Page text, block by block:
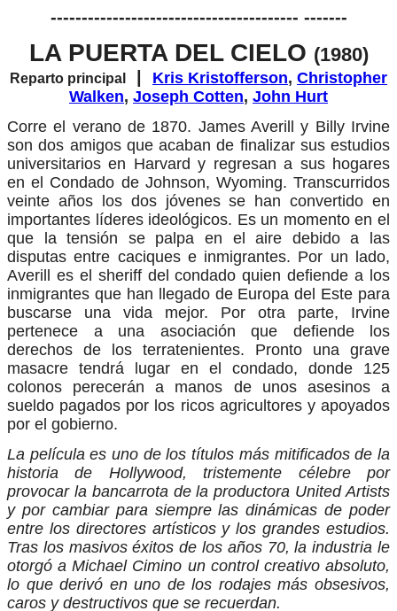
---------------------------------------- -------
LA PUERTA DEL CIELO (1980)
Reparto principal Kris Kristofferson, Christopher
Walken, Joseph Cotten, John Hurt
Corre el verano de 1870. James Averill y Billy Irvine
son dos amigos que acaban de finalizar sus estudios
universitarios en Harvard y regresan a sus hogares
en el Condado de Johnson, Wyoming. Transcurridos
veinte años los dos jóvenes se han convertido en
importantes líderes ideológicos. Es un momento en el
que la tensión se palpa en el aire debido a las
disputas entre caciques e inmigrantes. Por un lado,
Averill es el sheriff del condado quien defiende a los
inmigrantes que han llegado de Europa del Este para
buscarse una vida mejor. Por otra parte, Irvine
pertenece a una asociación que defiende los
derechos de los terratenientes. Pronto una grave
masacre tendrá lugar en el condado, donde 125
colonos perecerán a manos de unos asesinos a
sueldo pagados por los ricos agricultores y apoyados
por el gobierno.
La película es uno de los títulos más mitificados de la
historia de Hollywood, tristemente célebre por
provocar la bancarrota de la productora United Artists
y por cambiar para siempre las dinámicas de poder
entre los directores artísticos y los grandes estudios.
Tras los masivos éxitos de los años 70, la industria le
otorgó a Michael Cimino un control creativo absoluto,
lo que derivó en uno de los rodajes más obsesivos,
caros y destructivos que se recuerdan.